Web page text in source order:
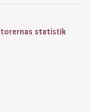
statistik